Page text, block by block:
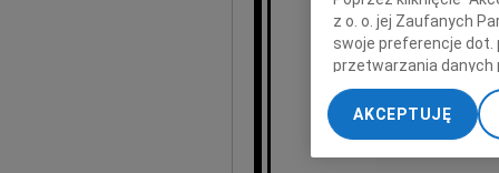
wyrazy
z o. o. jej Zaufanych
swoje preferencje dot.
przetwarzania danych
„Ustawienia
My, nasi Zaufani
dokładnych danych
AKCEPTUJĘ